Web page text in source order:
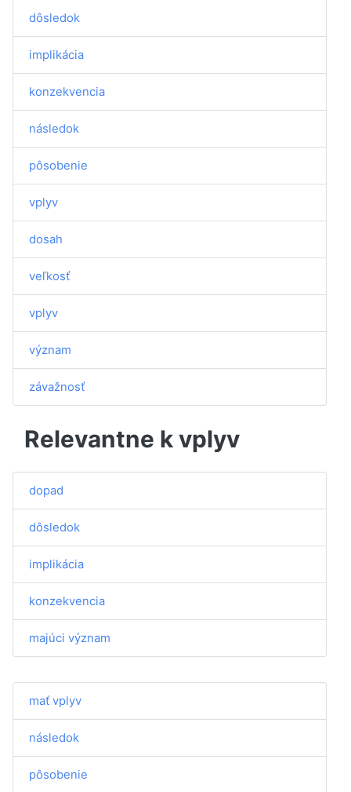
dôsledok
implikácia
konzekvencia
následok
pôsobenie
vplyv
dosah
veľkosť
vplyv
význam
závažnosť
Relevantne k vplyv
dopad
dôsledok
implikácia
konzekvencia
majúci význam
mať vplyv
následok
pôsobenie